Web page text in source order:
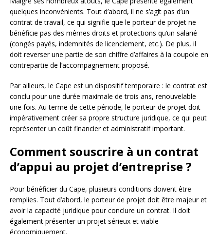
quelques inconvénients. Tout d’abord, il ne s’agit pas d’un
contrat de travail, ce qui signifie que le porteur de projet ne
bénéficie pas des mêmes droits et protections qu’un salarié
(congés payés, indemnités de licenciement, etc.). De plus, il
doit reverser une partie de son chiffre d’affaires à la coupole en
contrepartie de l’accompagnement proposé.
Par ailleurs, le Cape est un dispositif temporaire : le contrat est
conclu pour une durée maximale de trois ans, renouvelable
une fois. Au terme de cette période, le porteur de projet doit
impérativement créer sa propre structure juridique, ce qui peut
représenter un coût financier et administratif important.
Comment souscrire à un contrat
d’appui au projet d’entreprise ?
Pour bénéficier du Cape, plusieurs conditions doivent être
remplies. Tout d’abord, le porteur de projet doit être majeur et
avoir la capacité juridique pour conclure un contrat. Il doit
également présenter un projet sérieux et viable
économiquement.